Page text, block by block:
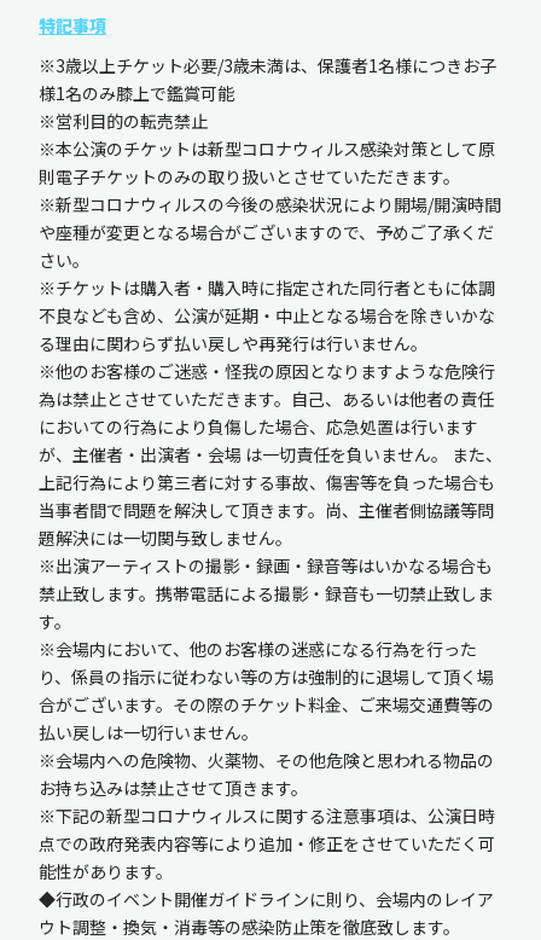
特記事項
※3歳以上チケット必要/3歳未満は、保護者1名様につきお子
様1名のみ膝上で鑑賞可能
※営利目的の転売禁止
※本公演のチケットは新型コロナウィルス感染対策として原
則電子チケットのみの取り扱いとさせていただきます。
※新型コロナウィルスの今後の感染状況により開場/開演時間
や座種が変更となる場合がございますので、予めご了承くだ
さい。
※チケットは購入者・購入時に指定された同行者ともに体調
不良なども含め、公演が延期・中止となる場合を除きいかな
る理由に関わらず払い戻しや再発行は行いません。
※他のお客様のご迷惑・怪我の原因となりますような危険行
為は禁止とさせていただきます。自己、あるいは他者の責任
においての行為により負傷した場合、応急処置は行います
が、主催者・出演者・会場 は一切責任を負いません。 また、
上記行為により第三者に対する事故、傷害等を負った場合も
当事者間で問題を解決して頂きます。尚、主催者側協議等問
題解決には一切関与致しません。
※出演アーティストの撮影・録画・録音等はいかなる場合も
禁止致します。携帯電話による撮影・録音も一切禁止致しま
す。
※会場内において、他のお客様の迷惑になる行為を行った
り、係員の指示に従わない等の方は強制的に退場して頂く場
合がございます。その際のチケット料金、ご来場交通費等の
払い戻しは一切行いません。
※会場内への危険物、火薬物、その他危険と思われる物品の
お持ち込みは禁止させて頂きます。
※下記の新型コロナウィルスに関する注意事項は、公演日時
点での政府発表内容等により追加・修正をさせていただく可
能性があります。
◆行政のイベント開催ガイドラインに則り、会場内のレイア
ウト調整・換気・消毒等の感染防止策を徹底致します。